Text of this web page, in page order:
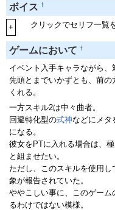
ボイス †
+ クリックでセリフ一覧
ゲームにおいて †
イベント入手キャラながら、
先頭とまでいかずとも、前
くれる。
一方スキル2は中々曲者。
回避特化型の式神などにメタ
になる。
彼女をPTに入れる場合は、
と組ませたい。
ただし、このスキルを使用
象が報告されていた。
ややこしい事に、このゲー
るわけではない模様。